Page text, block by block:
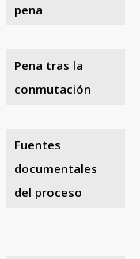
pena
Pena tras la
conmutación
Fuentes
documentales
del proceso